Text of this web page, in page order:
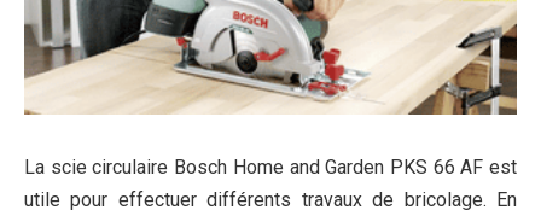
La scie circulaire Bosch Home and Garden PKS 66 AF est
utile pour effectuer différents travaux de bricolage. En